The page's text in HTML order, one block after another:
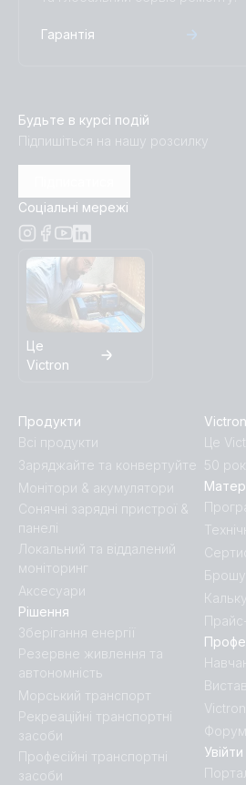
Гарантія
Будьте в курсі подій
Підпишіться на нашу розсилку
Соціальні мережі
Це
Victron
Продукти
Всі продукти
Заряджайте та конвертуйте
Монітори & акумулятори
Сонячні зарядні пристрої &
панелі
Локальний та віддалений
моніторинг
Аксесуари
Це
50
Рішення
Зберігання енергії
Резервне живлення та
автономність
Морський транспорт
Рекреаційні транспортні
засоби
Професійні транспортні
засоби
Форум
Увійти